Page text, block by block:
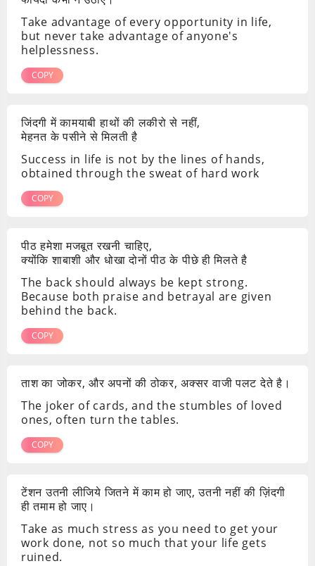
Take advantage of every opportunity in life,
but never take advantage of anyone's
helplessness.
COPY
जिंदगी में कामयाबी हाथों की लकीरो से नहीं,
मेहनत के पसीने से मिलती है
Success in life is not by the lines of hands,
obtained through the sweat of hard work
COPY
पीठ हमेशा मजबूत रखनी चाहिए,
क्योंकि शाबाशी और धोखा दोनों पीठ के पीछे ही मिलते है
The back should always be kept strong.
Because both praise and betrayal are given
behind the back.
COPY
ताश का जोकर, और अपनों की ठोकर, अक्सर वाजी पलट देते है।
The joker of cards, and the stumbles of loved
ones, often turn the tables.
COPY
टेंशन उतनी लीजिये जितने में काम हो जाए, उतनी नहीं की ज़िंदगी
ही तमाम हो जाए।
Take as much stress as you need to get your
work done, not so much that your life gets
ruined.